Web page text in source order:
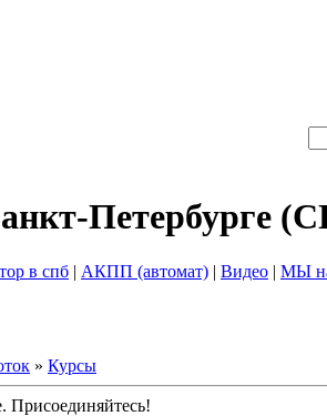
Петербурге
в спб | АКПП (автомат) | Видео | МЫ
» Курсы
Присоединяйтесь!